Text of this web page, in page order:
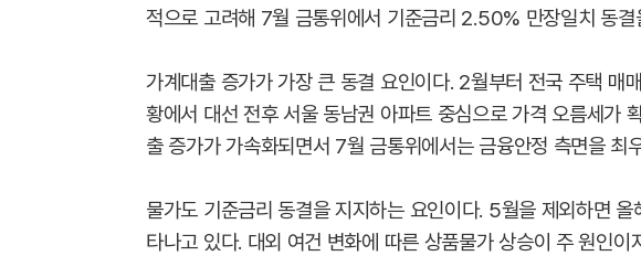
적으로 고려해 7월 금통위에서 기준금리 2.50% 만장일치 동
가계대출 증가가 가장 큰 동결 요인이다. 2월부터 전국 주택 매
황에서 대선 전후 서울 동남권 아파트 중심으로 가격 오름세가
출 증가가 가속화되면서 7월 금통위에서는 금융안정 측면을 최
물가도 기준금리 동결을 지지하는 요인이다. 5월을 제외하면
타나고 있다. 대외 여건 변화에 따른 상품물가 상승이 주 원인